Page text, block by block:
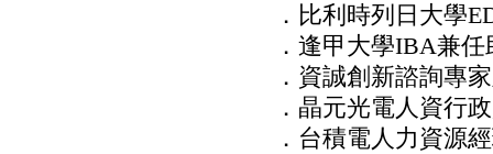
．比利時列日大學
．逢甲大學IBA兼
．資誠創新諮詢專
．晶元光電人資行
．台積電人力資源